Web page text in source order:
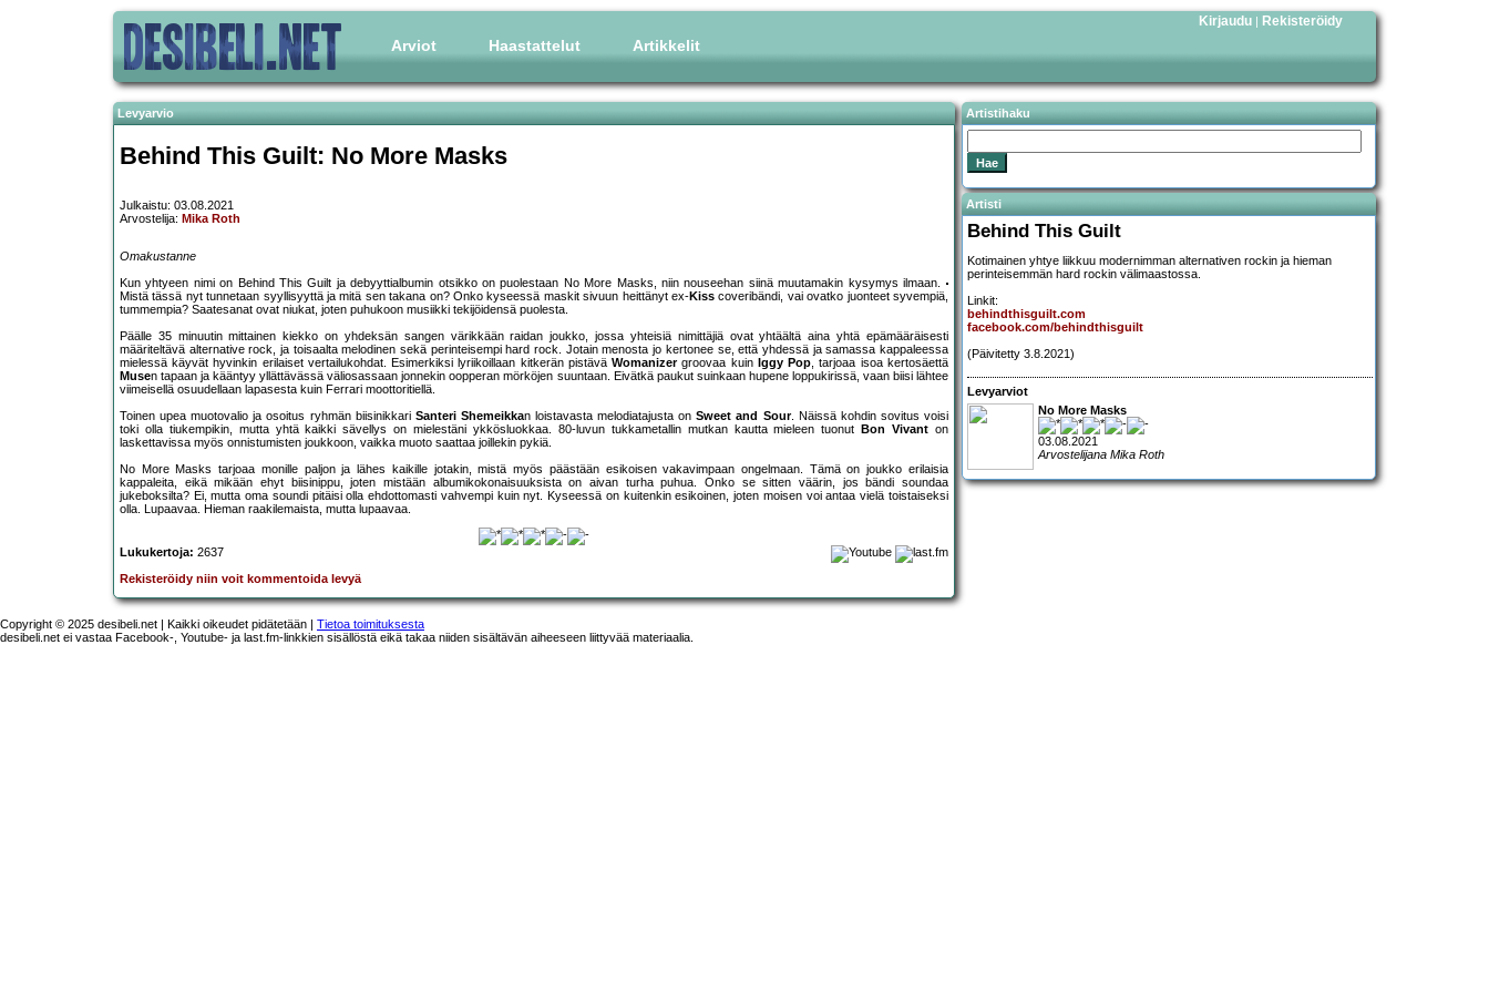
Arviot Haastattelut Artikkelit
Kirjaudu | Rekisteröidy
Levyarvio
Behind This Guilt: No More Masks
Julkaistu: 03.08.2021
Arvostelija: Mika Roth
Omakustanne
Kun yhtyeen nimi on Behind This Guilt ja debyyttialbumin otsikko on puolestaan No More Masks, niin nouseehan siinä muutamakin kysymys ilmaan.
Mistä tässä nyt tunnetaan syyllisyyttä ja mitä sen takana on? Onko kyseessä maskit sivuun heittänyt ex-Kisscoveribändi, vai ovatko juonteet syvempiä,
tummempia? Saatesanat ovat niukat, joten puhukoon musiikki tekijöidensä puolesta.
Päälle 35 minuutin mittainen kiekko on yhdeksän sangen värikkään raidan joukko, jossa yhteisiä nimittäjiä ovat yhtäältä aina yhtä epämääräisesti
määriteltävä alternative rock, ja toisaalta melodinen sekä perinteisempi hard rock. Jotain menosta jo kertonee se, että yhdessä ja samassa kappaleessa
mielessä käyvät hyvinkin erilaiset vertailukohdat. Esimerkiksi lyriikoillaan kitkerän pistäväWomanizergroovaa kuin Iggy Pop, tarjoaa isoa kertosäettä
Musen tapaan ja kääntyy yllättävässä väliosassaan jonnekin oopperan mörköjen suuntaan. Eivätkä paukut suinkaan hupene loppukirissä, vaan biisi lähtee
viimeisellä osuudellaan lapasesta kuin Ferrari moottoritiellä.
Toinen upea muotovalio ja osoitus ryhmän biisinikkari Santeri Shemeikkan loistavasta melodiatajusta onSweet and Sour. Näissä kohdin sovitus voisi
toki olla tiukempikin, mutta yhtä kaikki sävellys on mielestäni ykkösluokkaa. 80-luvun tukkametallin mutkan kautta mieleen tuonut
Bon Vivant on
laskettavissa myös onnistumisten joukkoon, vaikka muoto saattaa joillekin pykiä.
No More Masks tarjoaa monille paljon ja lähes kaikille jotakin, mistä myös päästään esikoisen vakavimpaan ongelmaan. Tämä on joukko erilaisia
kappaleita, eikä mikään ehyt biisinippu, joten mistään albumikokonaisuuksista on aivan turha puhua. Onko se sitten väärin, jos bändi soundaa
jukeboksilta? Ei, mutta oma soundi pitäisi olla ehdottomasti vahvempi kuin nyt. Kyseessä on kuitenkin esikoinen, joten moisen voi antaa vielä toistaiseksi
olla. Lupaavaa. Hieman raakilemaista, mutta lupaavaa.
Lukukertoja: 2637
Rekisteröidy niin voit kommentoida levyä
Artistihaku
Artisti
Behind This Guilt
Kotimainen yhtye liikkuu modernimman alternativen rockin ja hieman
perinteisemmän hard rockin välimaastossa.
Linkit:
behindthisguilt.com
facebook.com/behindthisguilt
(Päivitetty 3.8.2021)
Levyarviot
No More Masks
03.08.2021
Arvostelijana Mika Roth
Copyright © 2025 desibeli.net | Kaikki oikeudet pidätetään | Tietoa toimituksesta
desibeli.net ei vastaa Facebook-, Youtube- ja last.fm-linkkien sisällöstä eikä takaa niiden sisältävän aiheeseen liittyvää materiaalia.